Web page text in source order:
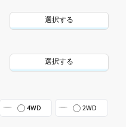
選択する
選択する
4WD 2WD